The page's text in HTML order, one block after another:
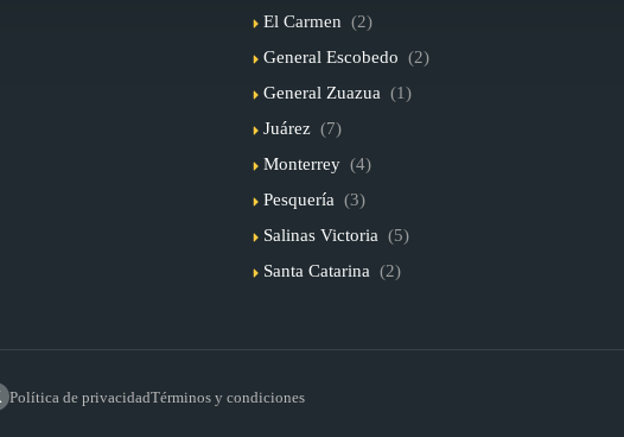
El Carmen (2)
General Escobedo (2)
General Zuazua (1)
Juárez (7)
Monterrey (4)
Pesquería (3)
Salinas Victoria (5)
Santa Catarina (2)
Política de privacidadTérminos y condiciones